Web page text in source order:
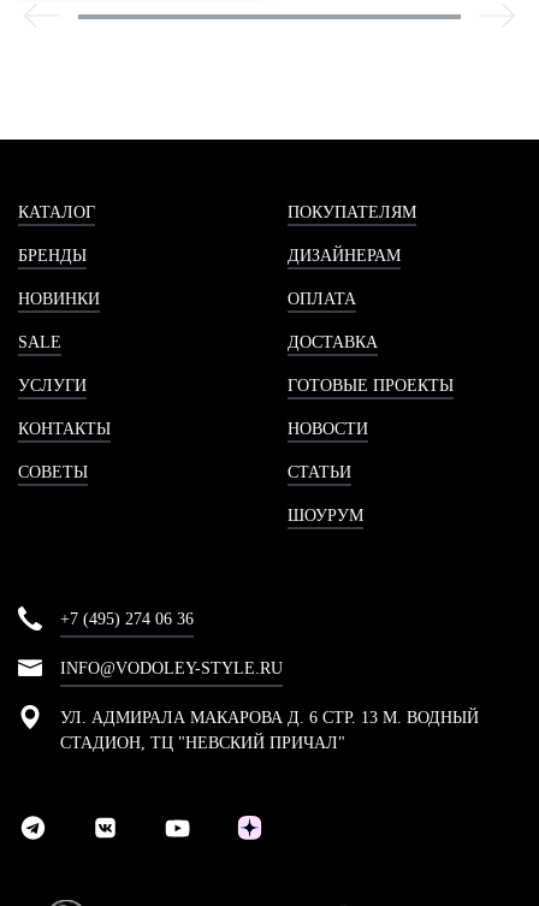
КАТАЛОГ
БРЕНДЫ
НОВИНКИ
SALE
УСЛУГИ
КОНТАКТЫ
СОВЕТЫ
ПОКУПАТЕЛЯМ
ДИЗАЙНЕРАМ
ОПЛАТА
ДОСТАВКА
ГОТОВЫЕ ПРОЕКТЫ
НОВОСТИ
СТАТЬИ
ШОУРУМ
+7 (495) 274 06 36
INFO@VODOLEY-STYLE.RU
УЛ. АДМИРАЛА МАКАРОВА Д. 6 СТР. 13 М. ВОДНЫЙ
СТАДИОН, ТЦ "НЕВСКИЙ ПРИЧАЛ"